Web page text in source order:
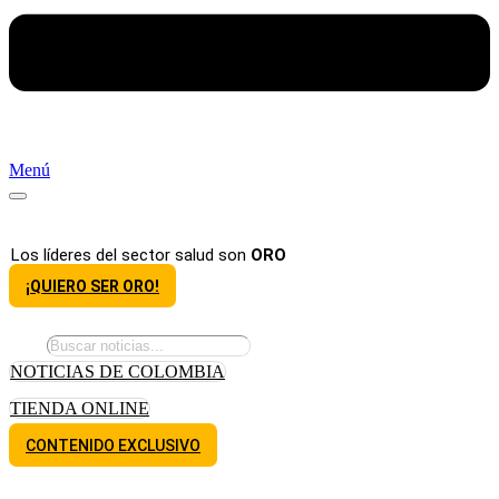
Menú
Los líderes del sector salud son ORO
¡QUIERO SER ORO!
NOTICIAS DE COLOMBIA
TIENDA ONLINE
CONTENIDO EXCLUSIVO